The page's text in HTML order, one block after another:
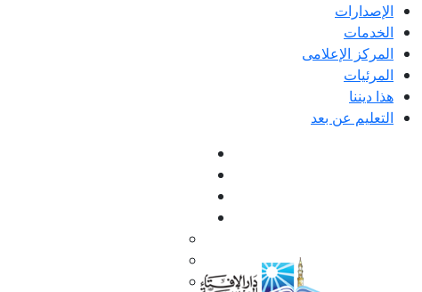
الإصدارات
الخدمات
المركز الإعلامى
المرئيات
هذا ديننا
التعليم عن بعد